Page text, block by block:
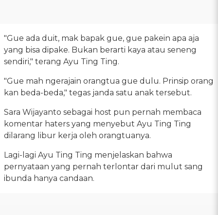
"Gue ada duit, mak bapak gue, gue pakein apa aja
yang bisa dipake. Bukan berarti kaya atau seneng
sendiri," terang Ayu Ting Ting.
"Gue mah ngerajain orangtua gue dulu. Prinsip orang
kan beda-beda," tegas janda satu anak tersebut.
Sara Wijayanto sebagai host pun pernah membaca
komentar haters yang menyebut Ayu Ting Ting
dilarang libur kerja oleh orangtuanya.
Lagi-lagi Ayu Ting Ting menjelaskan bahwa
pernyataan yang pernah terlontar dari mulut sang
ibunda hanya candaan.